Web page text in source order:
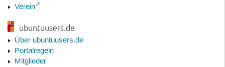
Verein
ubuntuusers.de
Über ubuntuusers.de
Portalregeln
Mitglieder